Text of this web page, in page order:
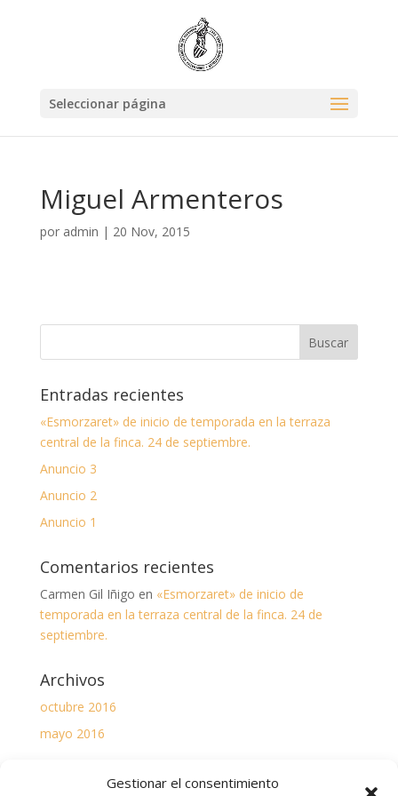
Gestionar el consentimiento
Seleccionar página
Miguel Armenteros
por admin | 20 Nov, 2015
Entradas recientes
«Esmorzaret» de inicio de temporada en la terraza
central de la finca. 24 de septiembre.
Anuncio 3
Anuncio 2
Anuncio 1
Comentarios recientes
Carmen Gil Iñigo en «Esmorzaret» de inicio de
temporada en la terraza central de la finca. 24 de
septiembre.
Archivos
octubre 2016
mayo 2016
Categorías